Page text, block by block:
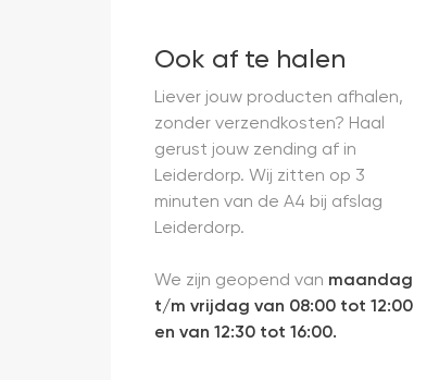
Ook af te halen
Liever jouw producten afhalen,
zonder verzendkosten? Haal
gerust jouw zending af in
Leiderdorp. Wij zitten op 3
minuten van de A4 bij afslag
Leiderdorp.
We zijn geopend van maandag
t/m vrijdag van 08:00 tot 12:00
en van 12:30 tot 16:00.